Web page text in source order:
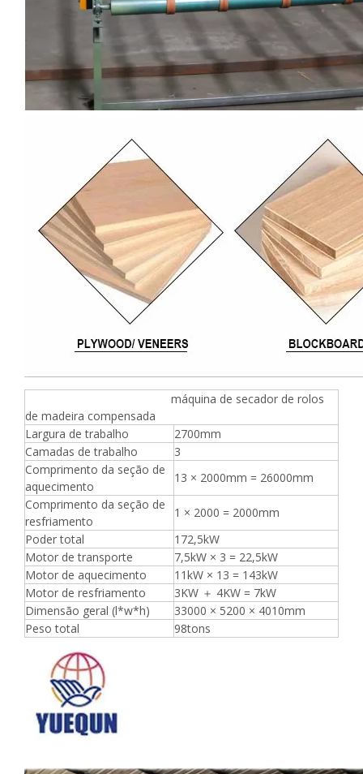
máquina de secador de rolos
de madeira compensada
Largura de trabalho
2700mm
Camadas de trabalho
3
Comprimento da seção de
aquecimento
13 × 2000mm = 26000mm
Comprimento da seção de
resfriamento
1 × 2000 = 2000mm
Poder total
172,5kW
Motor de transporte
7,5kW × 3 = 22,5kW
Motor de aquecimento
11kW × 13 = 143kW
Motor de resfriamento
3KW ＋ 4KW = 7kW
Dimensão geral (l*w*h)
33000 × 5200 × 4010mm
Peso total
98tons